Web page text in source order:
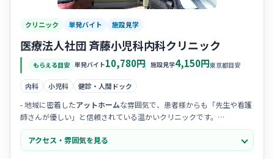
クリニック 単発バイト 施設見学
医療法人社団 斉藤小児科内科クリニック
もらえる目安 単発バイト10,780円 施設見学4,150円東京都目安
内科 小児科 健診・人間ドック
- 地域に密着したアットホームな雰囲気で、患者様からも「先生や看護
師さんが優しい」と信頼されている温かいクリニックです。
- スタッフ同士の連携がスムーズで、新しく仲間になる方も馴染みやす
いよう、互いに助け合う風土が根付いています。
- 院内は清潔感があり、落ち着いた環境の中で患者様一人ひとりと丁寧
アクセス・雰囲気を見る